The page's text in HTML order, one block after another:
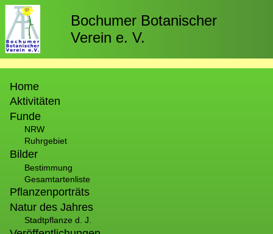
Direkt
zum
Inhalt
Bochumer Botanischer
Verein e. V.
Home
Aktivitäten
Funde
NRW
Ruhrgebiet
Bilder
Bestimmung
Gesamtartenliste
Pflanzenporträts
Natur des Jahres
Stadtpflanze d. J.